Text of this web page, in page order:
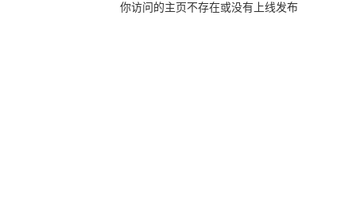
你访问的主页不存在或没有上线发布